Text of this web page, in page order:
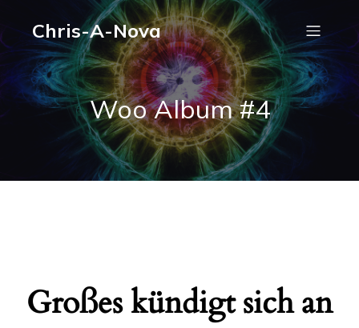
Chris-A-Nova
Woo Album #4
Großes kündigt sich an